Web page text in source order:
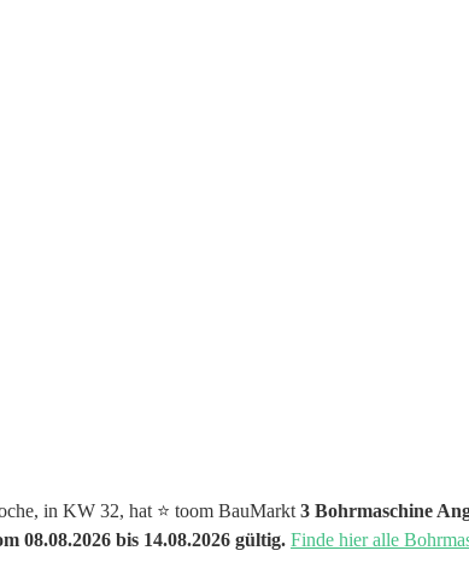
in KW 32, hat ⭐️ toom BauMarkt 3 Bohrmaschine
08.08.2026 bis 14.08.2026 gültig. Finde hier alle